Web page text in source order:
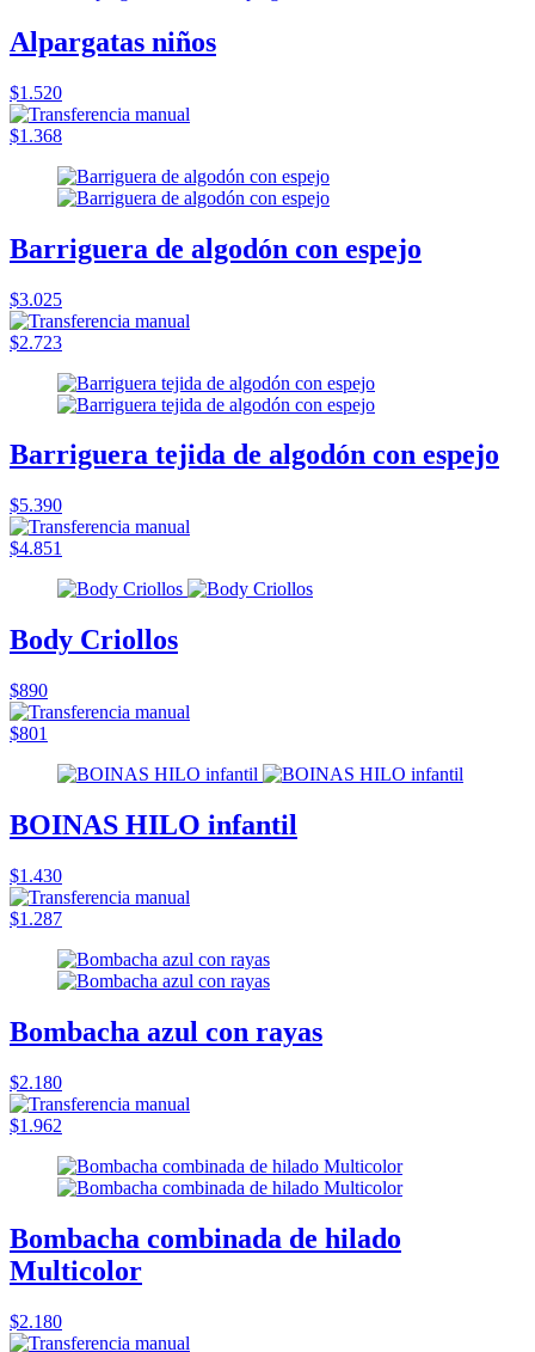
Alpargatas niños
$1.520
$1.368
Barriguera de algodón con espejo
$3.025
$2.723
Barriguera tejida de algodón con espejo
$5.390
$4.851
Body Criollos
$890
$801
BOINAS HILO infantil
$1.430
$1.287
Bombacha azul con rayas
$2.180
$1.962
Bombacha combinada de hilado
Multicolor
$2.180